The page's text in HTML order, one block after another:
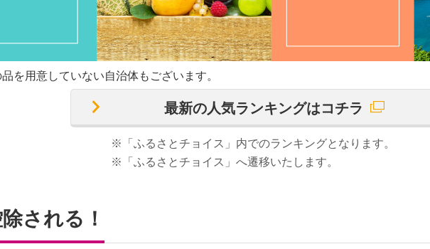
を用意していない自治体もございます。
最新の人気ランキングはコチラ
※「ふるさとチョイス」内でのランキングとなります。
※「ふるさとチョイス」へ遷移いたします。
される！